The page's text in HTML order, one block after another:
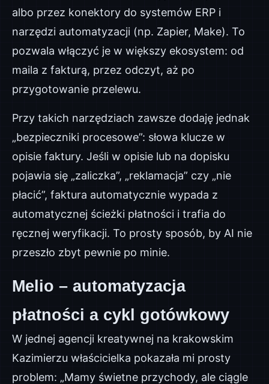
albo przez konektory do systemów ERP i
narzędzi automatyzacji (np. Zapier, Make). To
pozwala włączyć je w większy ekosystem: od
maila z fakturą, przez odczyt, aż po
przygotowanie przelewu.
Przy takich narzędziach zawsze dodaję jednak
„bezpieczniki procesowe”: słowa klucze w
opisie faktury. Jeśli w opisie lub na dopisku
pojawia się „zaliczka”, „reklamacja” czy „nie
płacić”, faktura automatycznie wypada z
automatycznej ścieżki płatności i trafia do
ręcznej weryfikacji. To prosty sposób, by AI nie
przeszło zbyt pewnie po minie.
Melio – automatyzacja
płatności a cykl gotówkowy
W jednej agencji kreatywnej na krakowskim
Kazimierzu właścicielka pokazała mi prosty
problem: „Mamy świetne przychody, ale ciągle